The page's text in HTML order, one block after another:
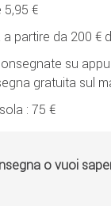
5,95 €
partire da 200 €
su
gratuita sul
: 75 €
o vuoi